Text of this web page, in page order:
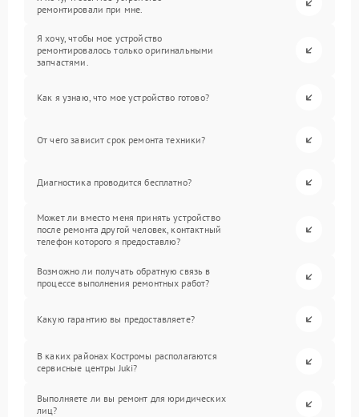
ремонтировали при мне.
Я хочу, чтобы мое устройство
ремонтировалось только оригинальными
запчастями.
Как я узнаю, что мое устройство готово?
От чего зависит срок ремонта техники?
Диагностика проводится бесплатно?
Может ли вместо меня принять устройство
после ремонта другой человек, контактный
телефон которого я предоставлю?
Возможно ли получать обратную связь в
процессе выполнения ремонтных работ?
Какую гарантию вы предоставляете?
В каких районах Костромы располагаются
сервисные центры Juki?
Выполняете ли вы ремонт для юридических
лиц?